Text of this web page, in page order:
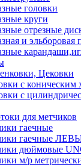
головки
круги
отрезные
и
Цековки
с коническим
с
для метчиков
гаечные
гаечные
дюймовые
м/р